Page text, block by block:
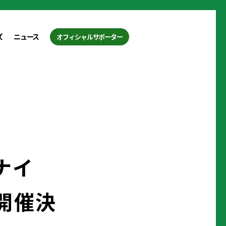
ニュース オフィシャルサポーター
イ
催決